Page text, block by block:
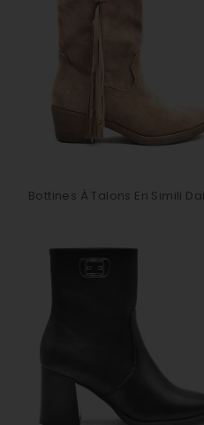
Bottines À Talons En Simili